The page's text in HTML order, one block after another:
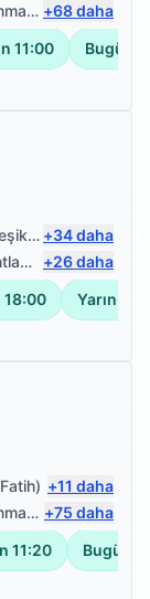
,Protez
+68daha
11:00 Bugün
)
+34daha
,Felç (İnme)
+26daha
18:00 Yarın
Fatih) +11 daha
,Sırt Ağrısı
+75 daha
11:20 Bugün